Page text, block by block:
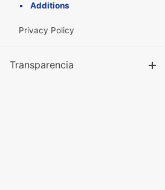
Additions
Privacy Policy
Transparencia